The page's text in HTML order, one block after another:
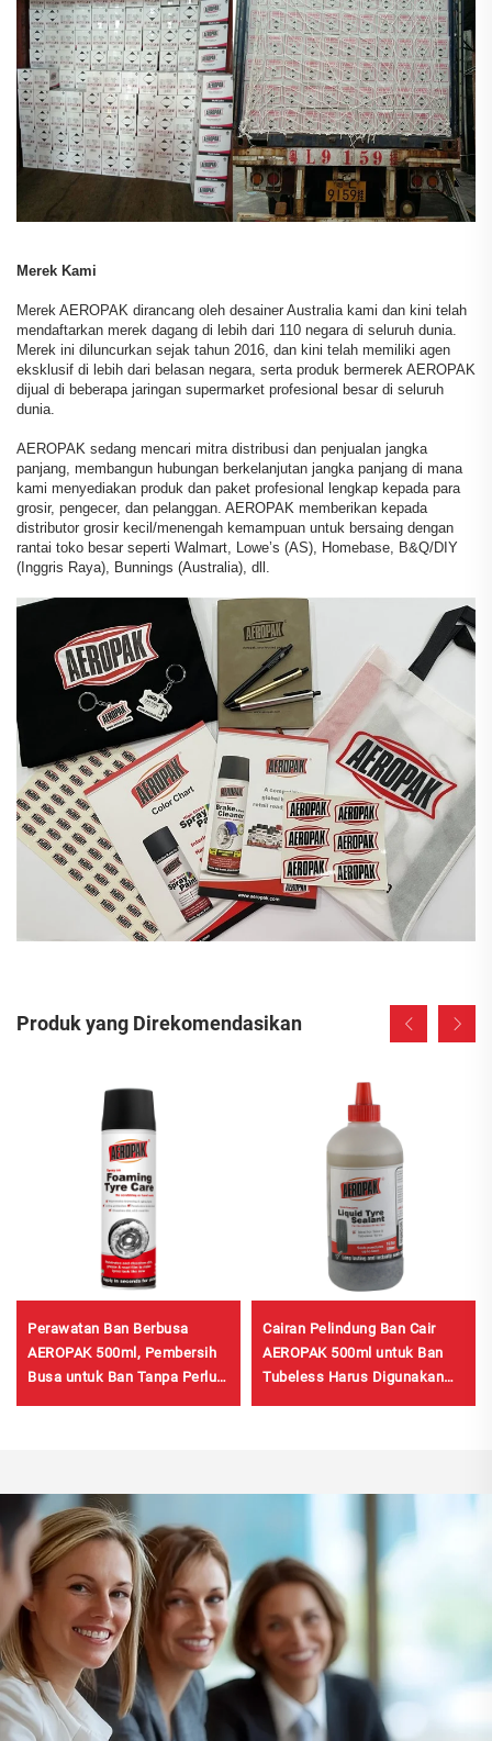
Merek Kami
Merek AEROPAK dirancang oleh desainer Australia kami dan kini telah
mendaftarkan merek dagang di lebih dari 110 negara di seluruh dunia.
Merek ini diluncurkan sejak tahun 2016, dan kini telah memiliki agen
eksklusif di lebih dari belasan negara, serta produk bermerek AEROPAK
dijual di beberapa jaringan supermarket profesional besar di seluruh
dunia.
AEROPAK sedang mencari mitra distribusi dan penjualan jangka
panjang, membangun hubungan berkelanjutan jangka panjang di mana
kami menyediakan produk dan paket profesional lengkap kepada para
grosir, pengecer, dan pelanggan. AEROPAK memberikan kepada
distributor grosir kecil/menengah kemampuan untuk bersaing dengan
rantai toko besar seperti Walmart, Lowe’s (AS), Homebase, B&Q/DIY
(Inggris Raya), Bunnings (Australia), dll.
Produk yang Direkomendasikan
Perawatan Ban Berbusa
AEROPAK 500ml, Pembersih
Busa untuk Ban Tanpa Perlu
Cairan Pelindung Ban Cair
AEROPAK 500ml untuk Ban
Tubeless Harus Digunakan